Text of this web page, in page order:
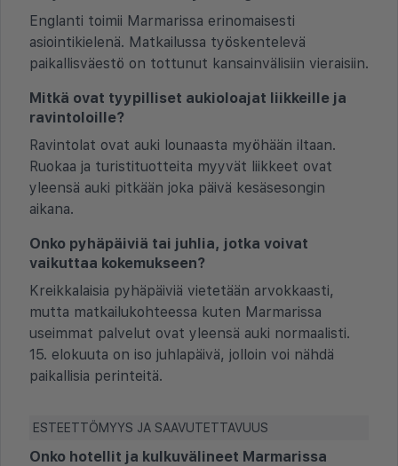
Englanti toimii Marmarissa erinomaisesti
asiointikielenä. Matkailussa työskentelevä
paikallisväestö on tottunut kansainvälisiin vieraisiin.
Mitkä ovat tyypilliset aukioloajat liikkeille ja
ravintoloille?
Ravintolat ovat auki lounaasta myöhään iltaan.
Ruokaa ja turistituotteita myyvät liikkeet ovat
yleensä auki pitkään joka päivä kesäsesongin
aikana.
Onko pyhäpäiviä tai juhlia, jotka voivat
vaikuttaa kokemukseen?
Kreikkalaisia pyhäpäiviä vietetään arvokkaasti,
mutta matkailukohteessa kuten Marmarissa
useimmat palvelut ovat yleensä auki normaalisti.
15. elokuuta on iso juhlapäivä, jolloin voi nähdä
paikallisia perinteitä.
ESTEETTÖMYYS JA SAAVUTETTAVUUS
Onko hotellit ja kulkuvälineet Marmarissa